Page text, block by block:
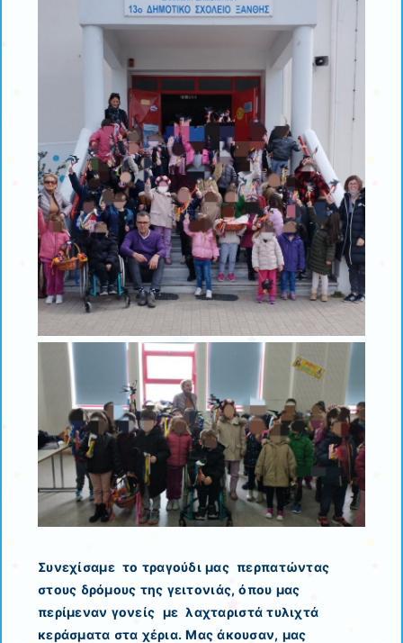
Συνεχίσαμε το τραγούδι μας περπατώντας
στους δρόμους της γειτονιάς, όπου μας
περίμεναν γονείς με λαχταριστά τυλιχτά
κεράσματα στα χέρια. Μας άκουσαν, μας